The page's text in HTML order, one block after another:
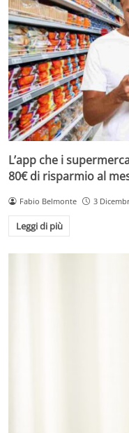
L’app che i
80€ di risparmio al
Fabio Belmonte 3
Leggi di più